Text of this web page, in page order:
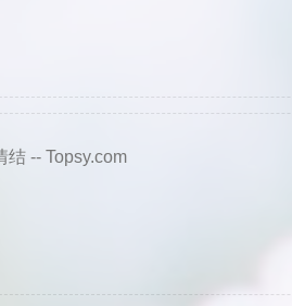
结 -- Topsy.com